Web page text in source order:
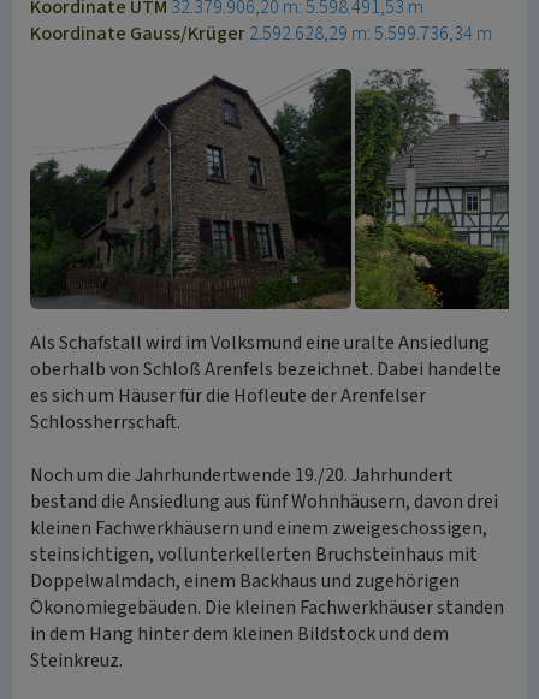
Koordinate UTM 32.379.906,20 m: 5.598.491,53 m
Koordinate Gauss/Krüger2.592.628,29 m: 5.599.736,34 m
Als Schafstall wird im Volksmund eine uralte Ansiedlung
oberhalb von Schloß Arenfels bezeichnet. Dabei handelte
es sich um Häuser für die Hofleute der Arenfelser
Schlossherrschaft.
Noch um die Jahrhundertwende 19./20. Jahrhundert
bestand die Ansiedlung aus fünf Wohnhäusern, davon drei
kleinen Fachwerkhäusern und einem zweigeschossigen,
steinsichtigen, vollunterkellerten Bruchsteinhaus mit
Doppelwalmdach, einem Backhaus und zugehörigen
Ökonomiegebäuden. Die kleinen Fachwerkhäuser standen
in dem Hang hinter dem kleinen Bildstock und dem
Steinkreuz.